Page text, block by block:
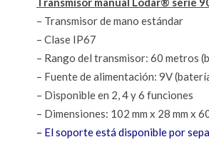
– Transmisor de mano estándar
– Clase IP67
– Rango del transmisor: 60 metros
– Fuente de alimentación: 9V
– Disponible en 2, 4 y 6 funciones
– Dimensiones: 102 mm x 28 mm x
– El soporte está disponible por